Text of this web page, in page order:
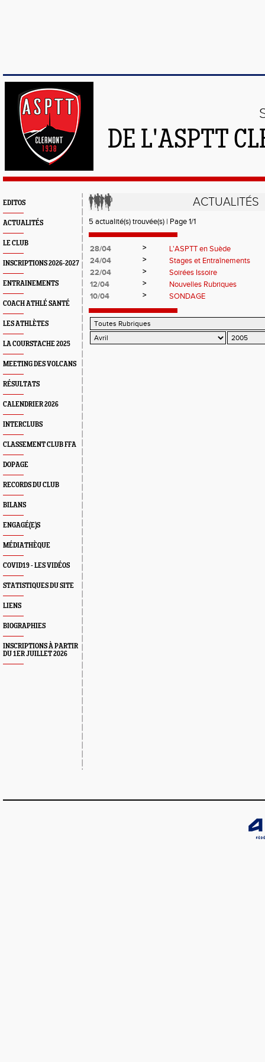
DE L'ASPTT
EDITOS
ACTUALITÉS
LE CLUB
INSCRIPTIONS 2026-2027
ENTRAINEMENTS
COACH ATHLÉ SANTÉ
LES ATHLÈTES
LA COURSTACHE 2025
MEETING DES VOLCANS
RÉSULTATS
CALENDRIER 2026
INTERCLUBS
CLASSEMENT CLUB FFA
DOPAGE
RECORDS DU CLUB
BILANS
ENGAGÉ(E)S
MÉDIATHÈQUE
COVID19 - LES VIDÉOS
STATISTIQUES DU SITE
LIENS
BIOGRAPHIES
INSCRIPTIONS À PARTIR
DU 1ER JUILLET 2026
ACTUALITÉS
5 actualité(s) trouvée(s) | Page 1/1
28/04 >
L'ASPTT en Suède
24/04
>
Stages et Entraînements
22/04
>
Soirées Issoire
12/04
>
Nouvelles Rubriques
10/04
> SONDAGE